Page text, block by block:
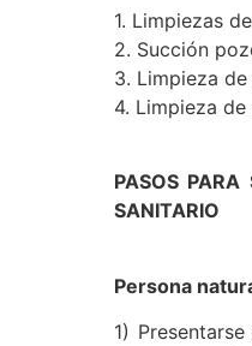
1. Limpiezas
2. Succión
3. Limpieza
4. Limpieza
PASOS
SANITARIO
Persona
1)